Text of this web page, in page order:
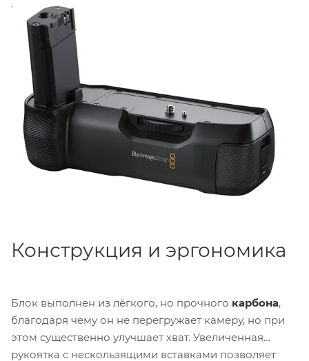
время автономной работы. Вместо штатного
аккумулятора LP-E6, рассчитанного примерно на
час съёмки, блок позволяет установить
Sony L-Series (NP‑F570)
запись до
двух часов
останавливаться для замены питания. Это особенно
актуально при длительных интервью, репортажной
съёмке или работе на выездных локациях, где
каждая минута на счету.
Конструкция и эргономика
Блок выполнен из лёгкого, но прочного карбона,
благодаря чему он не перегружает камеру, но при
этом существенно улучшает хват. Увеличенная
рукоятка с нескользящими вставками позволяет